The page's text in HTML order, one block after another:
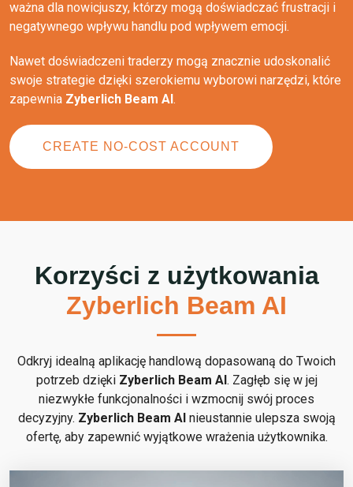
ważna dla nowicjuszy, którzy mogą doświadczać frustracji i
negatywnego wpływu handlu pod wpływem emocji.
Nawet doświadczeni traderzy mogą znacznie udoskonalić
swoje strategie dzięki szerokiemu wyborowi narzędzi, które
zapewnia Zyberlich Beam AI.
CREATE NO-COST ACCOUNT
Korzyści z użytkowania
Zyberlich Beam AI
Odkryj idealną aplikację handlową dopasowaną do Twoich
potrzeb dzięki Zyberlich Beam AI. Zagłęb się w jej
niezwykłe funkcjonalności i wzmocnij swój proces
decyzyjny. Zyberlich Beam AInieustannie ulepsza swoją
ofertę, aby zapewnić wyjątkowe wrażenia użytkownika.